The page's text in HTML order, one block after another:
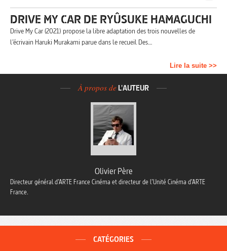
DRIVE MY CAR DE RYÛSUKE HAMAGUCHI
Drive My Car (2021) propose la libre adaptation des trois nouvelles de
l’écrivain Haruki Murakami parue dans le recueil Des…
Lire la suite >>
À propos de L'AUTEUR
Olivier Père
Directeur général d’ARTE France Cinéma et directeur de l’Unité Cinéma d’ARTE
France.
CATÉGORIES